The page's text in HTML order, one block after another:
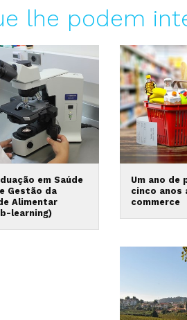
lhe podem
em Saúde
Gestão da
Alimentar
learning)
Um ano de
cinco anos
commerce